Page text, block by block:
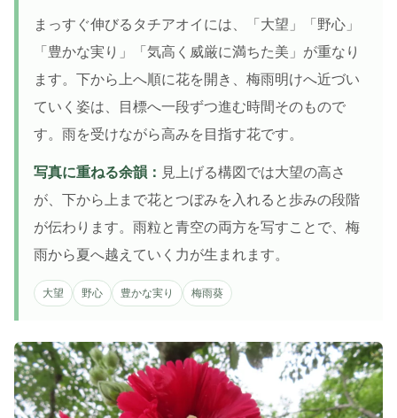
まっすぐ伸びるタチアオイには、「大望」「野心」
「豊かな実り」「気高く威厳に満ちた美」が重なり
ます。下から上へ順に花を開き、梅雨明けへ近づい
ていく姿は、目標へ一段ずつ進む時間そのもので
す。雨を受けながら高みを目指す花です。
写真に重ねる余韻： 見上げる構図では大望の高さ
が、下から上まで花とつぼみを入れると歩みの段階
が伝わります。雨粒と青空の両方を写すことで、梅
雨から夏へ越えていく力が生まれます。
大望 野心 豊かな実り 梅雨葵